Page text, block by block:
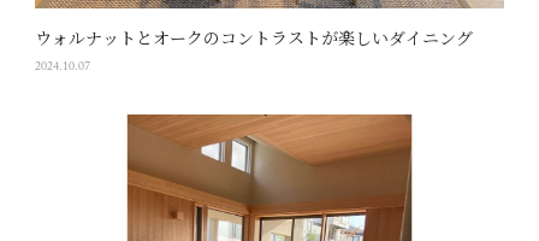
ウォルナットとオークのコントラストが楽しいダイニング
2024.10.07